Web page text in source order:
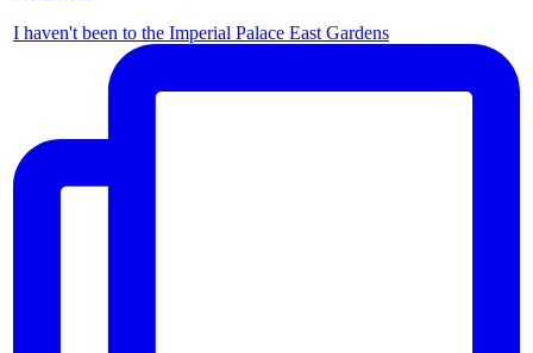
I haven't been to the Imperial Palace East Gardens